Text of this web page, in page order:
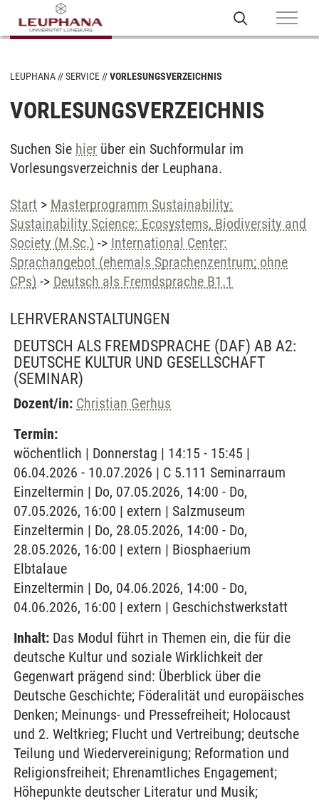
LEUPHANA SERVICE VORLESUNGSVERZEICHNIS
VORLESUNGSVERZEICHNIS
Suchen Sie hier über ein Suchformular im
Vorlesungsverzeichnis der Leuphana.
Start > Masterprogramm Sustainability:
Sustainability Science: Ecosystems, Biodiversity and
Society (M.Sc.) -> International Center:
Sprachangebot (ehemals Sprachenzentrum; ohne
CPs) -> Deutsch als Fremdsprache B1.1
LEHRVERANSTALTUNGEN
DEUTSCH ALS FREMDSPRACHE (DAF) AB A2:
DEUTSCHE KULTUR UND GESELLSCHAFT
(SEMINAR)
Dozent/in: Christian Gerhus
Termin:
wöchentlich | Donnerstag | 14:15 - 15:45 |
06.04.2026 - 10.07.2026 | C 5.111 Seminarraum
Einzeltermin | Do, 07.05.2026, 14:00 - Do,
07.05.2026, 16:00 | extern | Salzmuseum
Einzeltermin | Do, 28.05.2026, 14:00 - Do,
28.05.2026, 16:00 | extern | Biosphaerium
Elbtalaue
Einzeltermin | Do, 04.06.2026, 14:00 - Do,
04.06.2026, 16:00 | extern | Geschichstwerkstatt
Inhalt: Das Modul führt in Themen ein, die für die
deutsche Kultur und soziale Wirklichkeit der
Gegenwart prägend sind: Überblick über die
Deutsche Geschichte; Föderalität und europäisches
Denken; Meinungs- und Pressefreiheit; Holocaust
und 2. Weltkrieg; Flucht und Vertreibung; deutsche
Teilung und Wiedervereinigung; Reformation und
Religionsfreiheit; Ehrenamtliches Engagement;
Höhepunkte deutscher Literatur und Musik;